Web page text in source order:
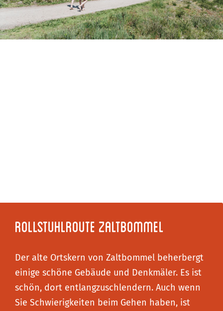
Rollstuhlroute Zaltbommel
Der alte Ortskern von Zaltbommel beherbergt
einige schöne Gebäude und Denkmäler. Es ist
schön, dort entlangzuschlendern. Auch wenn
Sie Schwierigkeiten beim Gehen haben, ist